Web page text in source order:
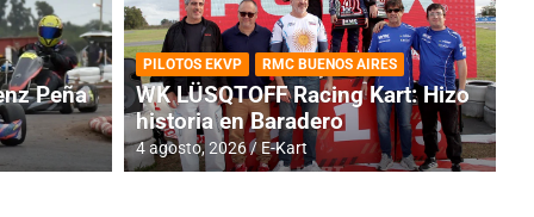
RMC BUENOS AIRES
Cerró una jornada
Peña
PILOTOS EKVP RMC BUENOS AIRES
WK LÜSQTOFF Racing Kart: Hizo
historia en Baradero
4 agosto, 2026 E-Kart